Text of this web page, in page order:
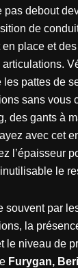
pas debout
de
place et
les pattes de
sans vous
des gants à
avec cet
l’épaisseur
le
souvent par
la
le niveau de
Furygan,